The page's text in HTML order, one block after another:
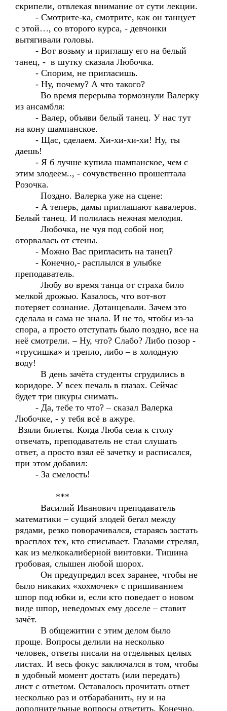
скрипели, отвлекая внимание от сути лекции.
- Смотрите-ка, смотрите, как он танцует
с этой…, со второго курса, - девчонки
вытягивали головы.
- Вот возьму и приглашу его на белый
танец, - в шутку сказала Любочка.
- Спорим, не пригласишь.
- Ну, почему? А что такого?
Во время перерыва тормознули Валерку
из ансамбля:
- Валер, объяви белый танец. У нас тут
на кону шампанское.
- Щас, сделаем. Хи-хи-хи-хи! Ну, ты
даешь!
- Я б лучше купила шампанское, чем с
этим злодеем.., - сочувственно прошептала
Розочка.
Поздно. Валерка уже на сцене:
- А теперь, дамы приглашают кавалеров.
Белый танец. И полилась нежная мелодия.
Любочка, не чуя под собой ног,
оторвалась от стены.
- Можно Вас пригласить на танец?
- Конечно,- расплылся в улыбке
преподаватель.
Любу во время танца от страха било
мелкой дрожью. Казалось, что вот-вот
потеряет сознание. Дотанцевали. Зачем это
сделала и сама не знала. И не то, чтобы из-за
спора, а просто отступать было поздно, все на
неё смотрели. – Ну, что? Слабо? Либо позор -
«трусишка» и трепло, либо – в холодную
воду!
В день зачёта студенты сгрудились в
коридоре. У всех печаль в глазах. Сейчас
будет три шкуры снимать.
- Да, тебе то что? – сказал Валерка
Любочке, - у тебя всё в ажуре.
Взяли билеты. Когда Люба села к столу
отвечать, преподаватель не стал слушать
ответ, а просто взял её зачетку и расписался,
при этом добавил:
- За смелость!
***
Василий Иванович преподаватель
математики – сущий злодей бегал между
рядами, резко поворачивался, стараясь застать
врасплох тех, кто списывает. Глазами стрелял,
как из мелкокалиберной винтовки. Тишина
гробовая, слышен любой шорох.
Он предупредил всех заранее, чтобы не
было никаких «хохмочек» с пришиванием
шпор под юбки и, если кто поведает о новом
виде шпор, неведомых ему доселе – ставит
зачёт.
В общежитии с этим делом было
проще. Вопросы делили на несколько
человек, ответы писали на отдельных целых
листах. И весь фокус заключался в том, чтобы
в удобный момент достать (или передать)
лист с ответом. Оставалось прочитать ответ
несколько раз и отбарабанить, ну и на
дополнительные вопросы ответить. Конечно,